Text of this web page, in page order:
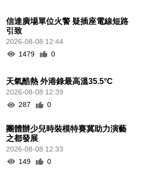
信達廣場單位火警 疑插座電線短路
引致
2026-08-08 12:44
1479
0
天氣酷熱 外港錄最高溫35.5°C
2026-08-08 12:39
287
0
團體辦少兒時裝模特賽冀助力演藝
之都發展
2026-08-08 12:33
149
0